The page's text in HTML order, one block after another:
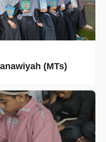
(MTs)